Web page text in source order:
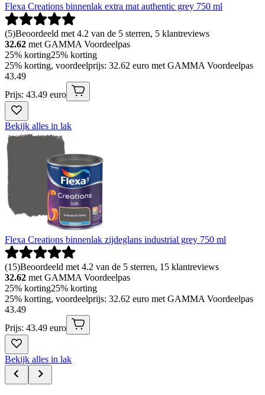
Flexa Creations binnenlak extra mat authentic grey 750 ml
(5)Beoordeeld met 4.2 van de 5 sterren, 5 klantreviews
32.62 met GAMMA Voordeelpas
25% korting25% korting
25% korting, voordeelprijs: 32.62 euro met GAMMA Voordeelpas
43.49
Prijs: 43.49 euro
Bekijk alles in lak
Flexa Creations binnenlak zijdeglans industrial grey 750 ml
(15)Beoordeeld met 4.2 van de 5 sterren, 15 klantreviews
32.62 met GAMMA Voordeelpas
25% korting25% korting
25% korting, voordeelprijs: 32.62 euro met GAMMA Voordeelpas
43.49
Prijs: 43.49 euro
Bekijk alles in lak